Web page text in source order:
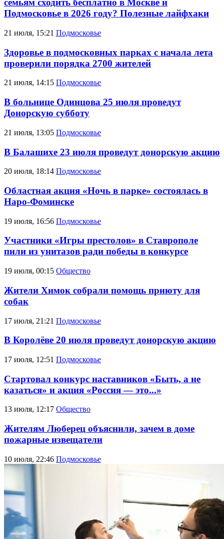
семьям сходить бесплатно в Москве и
Подмосковье в 2026 году? Полезные лайфхаки
21 июля, 15:21 Подмосковье
Здоровье в подмосковных парках с начала лета
проверили порядка 2700 жителей
21 июля, 14:15 Подмосковье
В больнице Одинцова 25 июля проведут
Донорскую субботу
21 июля, 13:05 Подмосковье
В Балашихе 23 июля проведут донорскую акцию
20 июля, 18:14 Подмосковье
Областная акция «Ночь в парке» состоялась в
Наро-Фоминске
19 июля, 16:56 Подмосковье
Участники «Игры престолов» в Ставрополе
пили из унитазов ради победы в конкурсе
19 июля, 00:15 Общество
Жители Химок собрали помощь приюту для
собак
17 июля, 21:21 Подмосковье
В Королёве 20 июля проведут донорскую акцию
17 июля, 12:51 Подмосковье
Стартовал конкурс наставников «Быть, а не
казаться» и акция «Россия — это...»
13 июля, 12:17 Общество
Жителям Люберец объяснили, зачем в доме
пожарные извещатели
10 июля, 22:46 Подмосковье